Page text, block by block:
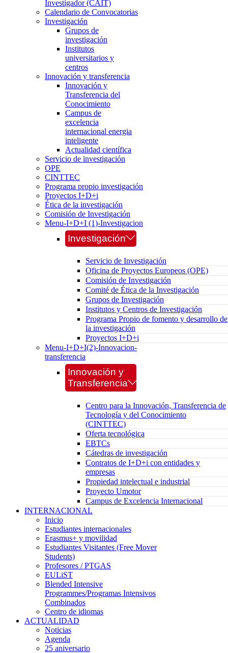
Investigador (CAIT)
Calendario de Convocatorias
Investigación
Grupos de
investigación
Institutos
universitarios y
centros
Innovación y transferencia
Innovación y
Transferencia del
Conocimiento
Campus de
excelencia
internacional energia
inteligente
Actualidad científica
Servicio de investigación
OPE
CINTTEC
Programa propio investigación
Proyectos I+D+i
Ética de la investigación
Comisión de Investigación
Menu-I+D+I (1)-Investigacion
Investigación
Servicio de Investigación
Oficina de Proyectos Europeos (OPE)
Comisión de Investigación
Comité de Ética de la Investigación
Grupos de Investigación
Institutos y Centros de Investigación
Programa Propio de fomento y desarrollo de
la investigación
Proyectos I+D+i
Menu-I+D+I(2)-Innovacion-
transferencia
Innovación y
Transferencia
Centro para la Innovación, Transferencia de
Tecnología y del Conocimiento
(CINTTEC)
Oferta tecnológica
EBTCs
Cátedras de investigación
Contratos de I+D+i con entidades y
empresas
Propiedad intelectual e industrial
Proyecto Umotor
Campus de Excelencia Internacional
INTERNACIONAL
Inicio
Estudiantes internacionales
Erasmus+ y movilidad
Estudiantes Visitantes (Free Mover
Students)
Profesores / PTGAS
EULiST
Blended Intensive
Programmes/Programas Intensivos
Combinados
Centro de idiomas
ACTUALIDAD
Noticias
Agenda
25 aniversario